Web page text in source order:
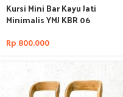
Kursi Mini Bar Kayu Jati
Minimalis YMJ KBR 06
Rp 800.000